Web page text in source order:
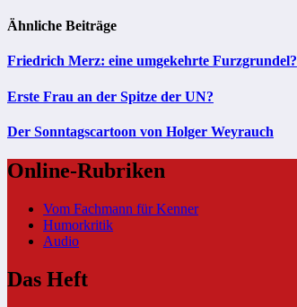
Ähnliche Beiträge
Friedrich Merz: eine umgekehrte Furzgrundel?
Erste Frau an der Spitze der UN?
Der Sonntagscartoon von Holger Weyrauch
Online-Rubriken
Vom Fachmann für Kenner
Humorkritik
Audio
Das Heft